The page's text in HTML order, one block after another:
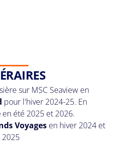
sur MSC Seaview en
pour l'hiver 2024-25. En
en été 2025 et 2026.
Voyages en hiver 2024 et
2025